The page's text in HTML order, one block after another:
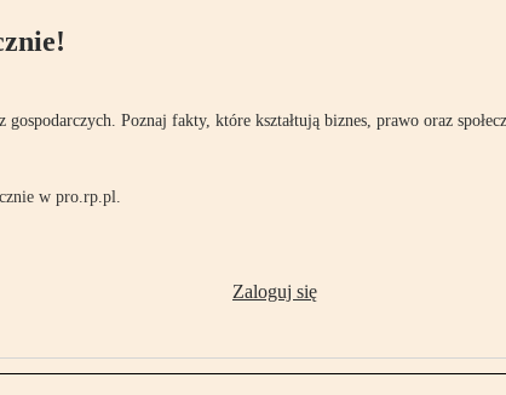
Poznaj fakty, które kształtują biznes, prawo oraz
w pro.rp.pl.
Zaloguj się